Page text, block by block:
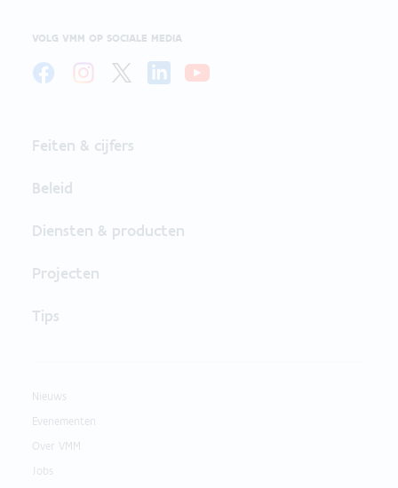
VOLG VMM OP SOCIALE MEDIA
Feiten & cijfers
Beleid
Diensten & producten
Projecten
Tips
Nieuws
Evenementen
Over VMM
Jobs